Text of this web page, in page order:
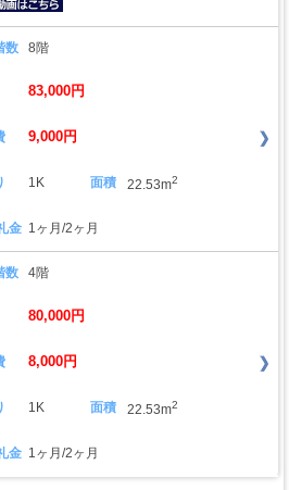
数 8階
83,000円
9,000円
1K 面積 22.53m2
金 1ヶ月/2ヶ月
数 4階
80,000円
8,000円
1K 面積 22.53m2
金 1ヶ月/2ヶ月